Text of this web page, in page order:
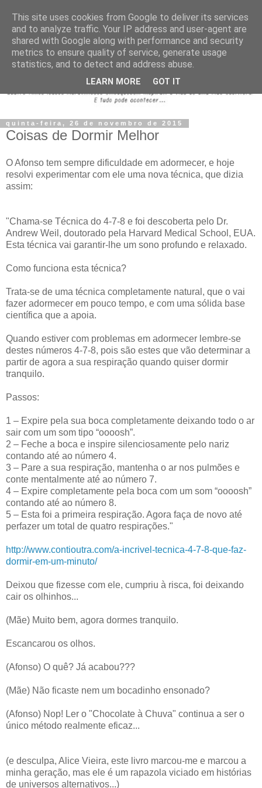
quinta-feira, 26 de novembro de 2015
Coisas de Dormir Melhor
O Afonso tem sempre dificuldade em adormecer, e hoje
resolvi experimentar com ele uma nova técnica, que dizia
assim:
"Chama-se Técnica do 4-7-8 e foi descoberta pelo Dr.
Andrew Weil, doutorado pela Harvard Medical School, EUA.
Esta técnica vai garantir-lhe um sono profundo e relaxado.
Como funciona esta técnica?
Trata-se de uma técnica completamente natural, que o vai
fazer adormecer em pouco tempo, e com uma sólida base
científica que a apoia.
Quando estiver com problemas em adormecer lembre-se
destes números 4-7-8, pois são estes que vão determinar a
partir de agora a sua respiração quando quiser dormir
tranquilo.
Passos:
1 – Expire pela sua boca completamente deixando todo o ar
sair com um som tipo “oooosh”.
2 – Feche a boca e inspire silenciosamente pelo nariz
contando até ao número 4.
3 – Pare a sua respiração, mantenha o ar nos pulmões e
conte mentalmente até ao número 7.
4 – Expire completamente pela boca com um som “oooosh”
contando até ao número 8.
5 – Esta foi a primeira respiração. Agora faça de novo até
perfazer um total de quatro respirações."
http://www.contioutra.com/a-incrivel-tecnica-4-7-8-que-faz-
dormir-em-um-minuto/
Deixou que fizesse com ele, cumpriu à risca, foi deixando
cair os olhinhos...
(Mãe) Muito bem, agora dormes tranquilo.
Escancarou os olhos.
(Afonso) O quê? Já acabou???
(Mãe) Não ficaste nem um bocadinho ensonado?
(Afonso) Nop! Ler o "Chocolate à Chuva" continua a ser o
único método realmente eficaz...
(e desculpa, Alice Vieira, este livro marcou-me e marcou a
minha geração, mas ele é um rapazola viciado em histórias
de universos alternativos...)
This site uses cookies from Google to deliver its services
and to analyze traffic. Your IP address and user-agent are
shared with Google along with performance and security
metrics to ensure quality of service, generate usage
statistics, and to detect and address abuse.
LEARN MORE GOT IT